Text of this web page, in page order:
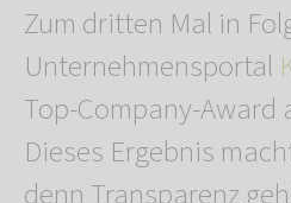
Zum dritten Mal in
Unternehmensportal
Top-Company-Award
Dieses Ergebnis
denn Transparenz